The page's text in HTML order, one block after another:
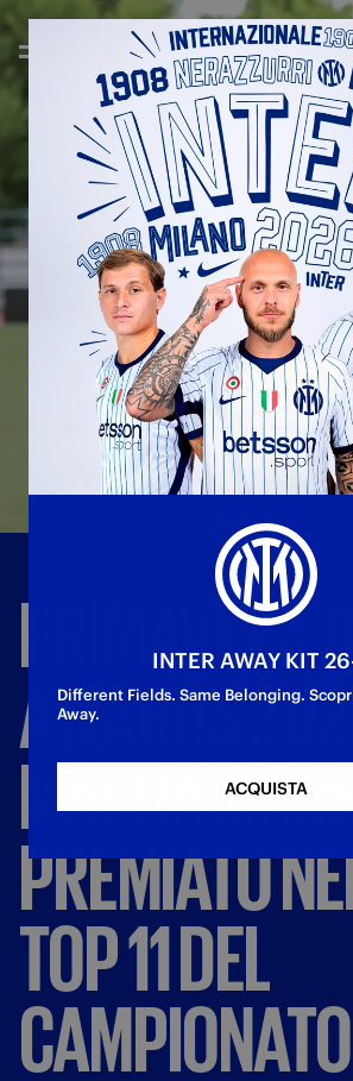
PRIMAVERA
AWARDS
MATTIA
PREMIATO
TOP11DEL
CAMPIONATO
INTER AWAY KIT
Different Fields. Same Belonging.
Away.
ACQUISTA